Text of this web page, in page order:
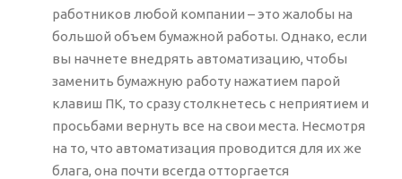
работников любой компании – это жалобы на
большой объем бумажной работы. Однако, если
вы начнете внедрять автоматизацию, чтобы
заменить бумажную работу нажатием парой
клавиш ПК, то сразу столкнетесь с неприятием и
просьбами вернуть все на свои места. Несмотря
на то, что автоматизация проводится для их же
блага, она почти всегда отторгается